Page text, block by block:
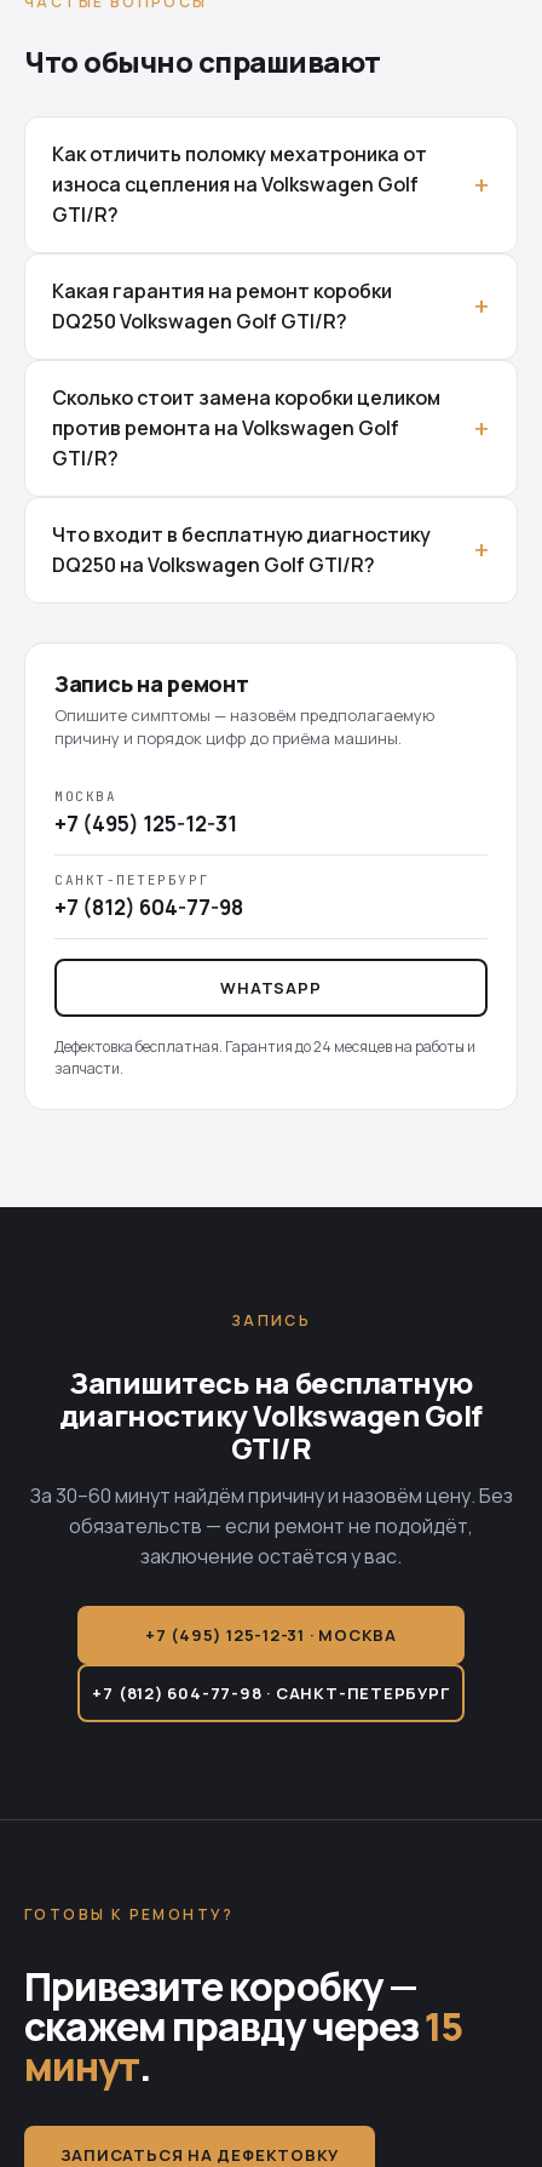
Что обычно спрашивают
Как отличить поломку мехатроника от
износа сцепления на Volkswagen Golf
GTI/R?
Какая гарантия на ремонт коробки
DQ250 Volkswagen Golf GTI/R?
Сколько стоит замена коробки целиком
против ремонта на Volkswagen Golf
GTI/R?
Что входит в бесплатную диагностику
DQ250 на Volkswagen Golf GTI/R?
Запись на ремонт
Опишите симптомы — назовём предполагаемую
причину и порядок цифр до приёма машины.
МОСКВА
+7 (495) 125-12-31
САНКТ-ПЕТЕРБУРГ
+7 (812) 604-77-98
WHATSAPP
Дефектовка бесплатная. Гарантия до 24 месяцев на работы и
запчасти.
ЗАПИСЬ
Запишитесь на бесплатную
диагностику Volkswagen Golf
GTI/R
За 30–60 минут найдём причину и назовём цену. Без
обязательств — если ремонт не подойдёт,
заключение остаётся у вас.
+7 (495) 125-12-31 · МОСКВА
+7 (812) 604-77-98 · САНКТ-ПЕТЕРБУРГ
ГОТОВЫ К РЕМОНТУ?
Привезите коробку —
скажем правду через15
минут.
ЗАПИСАТЬСЯ НА ДЕФЕКТОВКУ